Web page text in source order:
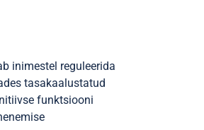
inimestel reguleerida
tasakaalustatud
funktsiooni